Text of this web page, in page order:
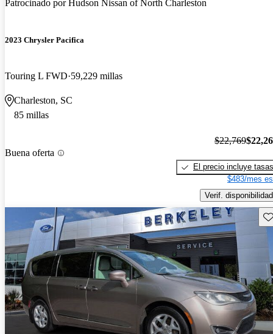
Patrocinado porHudson Nissan of North Charleston
2023 Chrysler Pacifica
Touring L FWD 59,229 millas
Charleston, SC
85 millas
Buena oferta
$22,769
El precio incluye tasas
$483/mes
Verif. disponibilidad